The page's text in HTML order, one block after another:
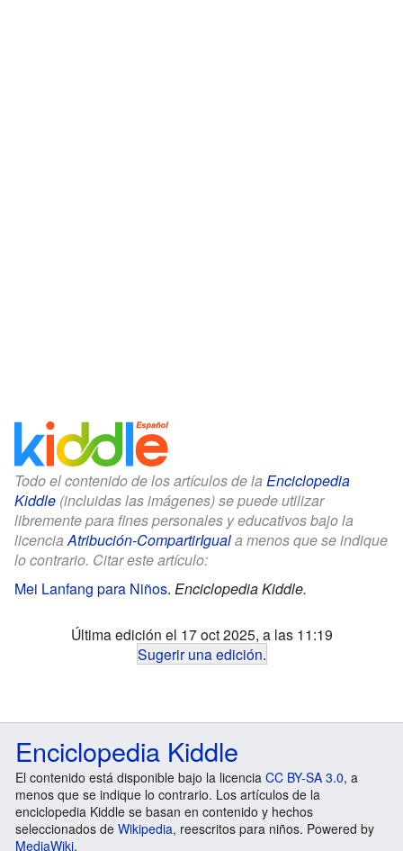
Todo el contenido de los artículos de la Enciclopedia
Kiddle (incluidas las imágenes) se puede utilizar
libremente para fines personales y educativos bajo la
licenciaAtribución-CompartirIguala menos que se indique
lo contrario. Citar este artículo:
Mei Lanfang para Niños. Enciclopedia Kiddle.
Última edición el 17 oct 2025, a las 11:19
Sugerir una edición.
Enciclopedia Kiddle
El contenido está disponible bajo la licencia CC BY-SA 3.0, a
menos que se indique lo contrario. Los artículos de la
enciclopedia Kiddle se basan en contenido y hechos
seleccionados de Wikipedia, reescritos para niños. Powered by
MediaWiki.